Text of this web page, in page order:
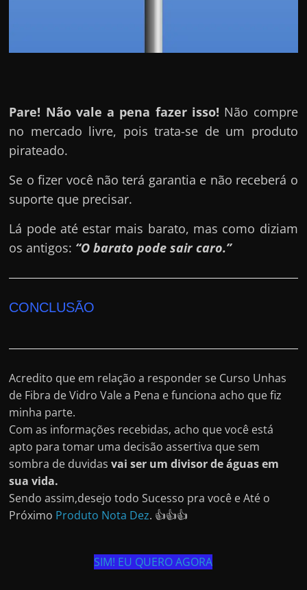
Pare! Não vale a pena fazer isso! Não compre
no mercado livre, pois trata-se de um produto
pirateado.
Se o fizer você não terá garantia e não receberá o
suporte que precisar.
Lá pode até estar mais barato, mas como diziam
os antigos: “O barato pode sair caro.”
CONCLUSÃO
Acredito que em relação a responder se Curso Unhas
de Fibra de Vidro Vale a Pena e funciona acho que fiz
minha parte.
Com as informações recebidas, acho que você está
apto para tomar uma decisão assertiva que sem
sombra de duvidasvai ser um divisor de águas em
sua vida.
Sendo assim,desejo todo Sucesso pra você e Até o
Próximo Produto Nota Dez. 👍👍👍
SIM! EU QUERO AGORA